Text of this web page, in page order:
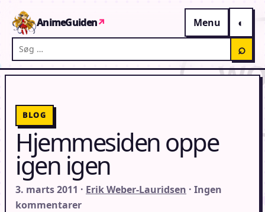
AnimeGuiden↗
Menu
Søg på AnimeGuiden
⌕
BLOG
Hjemmesiden oppe
igen igen
3. marts 2011 · Erik Weber-Lauridsen · Ingen
kommentarer